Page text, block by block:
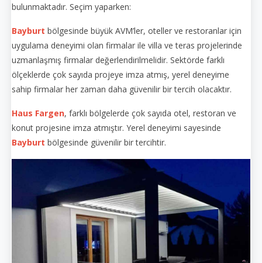
bulunmaktadır. Seçim yaparken:
Bayburt bölgesinde büyük AVM’ler, oteller ve restoranlar için
uygulama deneyimi olan firmalar ile villa ve teras projelerinde
uzmanlaşmış firmalar değerlendirilmelidir. Sektörde farklı
ölçeklerde çok sayıda projeye imza atmış, yerel deneyime
sahip firmalar her zaman daha güvenilir bir tercih olacaktır.
Haus Fargen, farklı bölgelerde çok sayıda otel, restoran ve
konut projesine imza atmıştır. Yerel deneyimi sayesinde
Bayburt bölgesinde güvenilir bir tercihtir.